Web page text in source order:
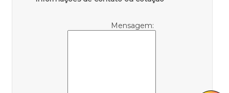
Mensagem: